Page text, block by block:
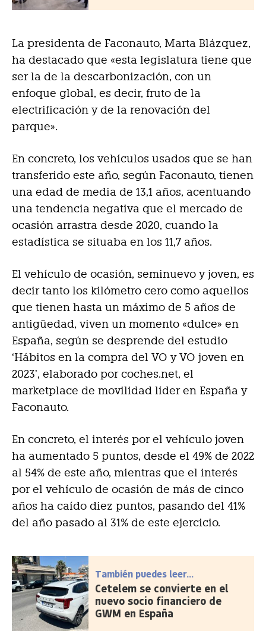
La presidenta de Faconauto, Marta Blázquez,
ha destacado que «esta legislatura tiene que
ser la de la descarbonización, con un
enfoque global, es decir, fruto de la
electrificación y de la renovación del
parque».
En concreto, los vehículos usados que se han
transferido este año, según Faconauto, tienen
una edad de media de 13,1 años, acentuando
una tendencia negativa que el mercado de
ocasión arrastra desde 2020, cuando la
estadística se situaba en los 11,7 años.
El vehículo de ocasión, seminuevo y joven, es
decir tanto los kilómetro cero como aquellos
que tienen hasta un máximo de 5 años de
antigüedad, viven un momento «dulce» en
España, según se desprende del estudio
‘Hábitos en la compra del VO y VO joven en
2023’, elaborado por coches.net, el
marketplace de movilidad líder en España y
Faconauto.
En concreto, el interés por el vehículo joven
ha aumentado 5 puntos, desde el 49% de 2022
al 54% de este año, mientras que el interés
por el vehículo de ocasión de más de cinco
años ha caído diez puntos, pasando del 41%
del año pasado al 31% de este ejercicio.
También puedes leer...
Cetelem se convierte en el
nuevo socio financiero de
GWM en España